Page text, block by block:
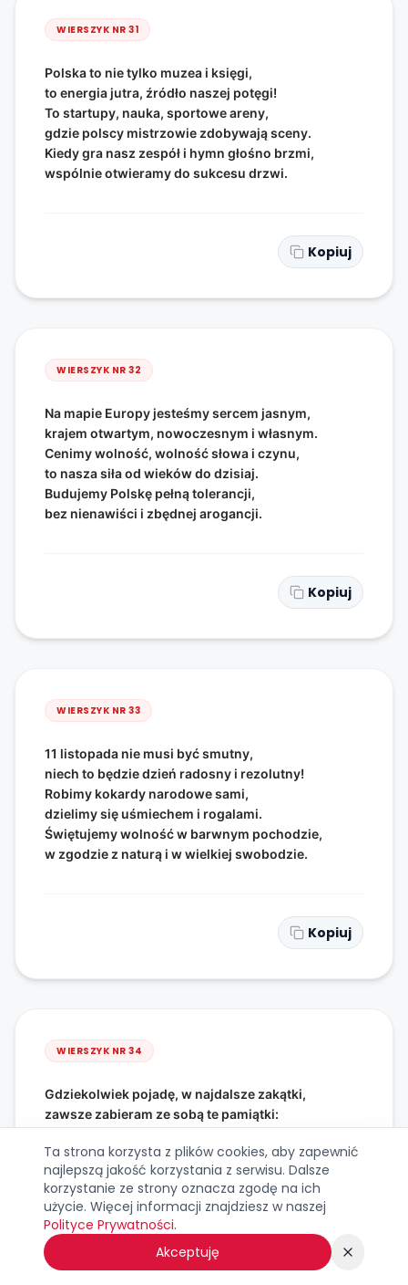
WIERSZYK NR 31
Polska to nie tylko muzea i księgi,
to energia jutra, źródło naszej potęgi!
To startupy, nauka, sportowe areny,
gdzie polscy mistrzowie zdobywają sceny.
Kiedy gra nasz zespół i hymn głośno brzmi,
wspólnie otwieramy do sukcesu drzwi.
Kopiuj
WIERSZYK NR 32
Na mapie Europy jesteśmy sercem jasnym,
krajem otwartym, nowoczesnym i własnym.
Cenimy wolność, wolność słowa i czynu,
to nasza siła od wieków do dzisiaj.
Budujemy Polskę pełną tolerancji,
bez nienawiści i zbędnej arogancji.
Kopiuj
WIERSZYK NR 33
11 listopada nie musi być smutny,
niech to będzie dzień radosny i rezolutny!
Robimy kokardy narodowe sami,
dzielimy się uśmiechem i rogalami.
Świętujemy wolność w barwnym pochodzie,
w zgodzie z naturą i w wielkiej swobodzie.
Kopiuj
WIERSZYK NR 34
Gdziekolwiek pojadę, w najdalsze zakątki,
zawsze zabieram ze sobą te pamiątki:
i dumę z Polaków, których jest tak bezliku!
Bo ojczyznę ma się w sercu, a nie w paszporcie,
pokazuję to w nauce, sztuce i sporcie.
Kopiuj
Ta strona korzysta z plików cookies, aby zapewnić
najlepszą jakość korzystania z serwisu. Dalsze
korzystanie ze strony oznacza zgodę na ich
użycie. Więcej informacji znajdziesz w naszej
Polityce Prywatności.
Akceptuję